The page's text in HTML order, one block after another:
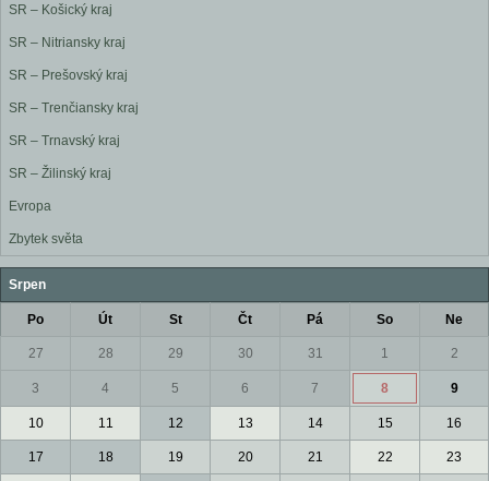
SR – Košický kraj
SR – Nitriansky kraj
SR – Prešovský kraj
SR – Trenčiansky kraj
SR – Trnavský kraj
SR – Žilinský kraj
Evropa
Zbytek světa
Srpen
Po Út St Čt Pá So Ne
27 28 29 30 31 1 2
3 4 5 6 7 8 9
10 11 12 13 14 15 16
17 18 19 20 21 22 23